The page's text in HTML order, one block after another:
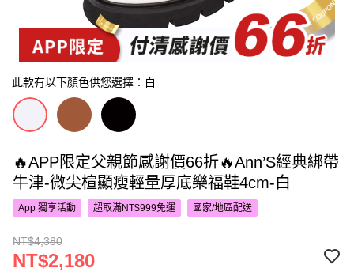
此款有以下顏色供您選擇：白
🔥APP限定父親節感謝價66折🔥Ann’S經典綁帶
牛津-微尖楦顯瘦輕量厚底樂福鞋4cm-白
App 獨享活動 超取滿NT$999免運 國家/地區配送
NT$4,380
NT$2,180